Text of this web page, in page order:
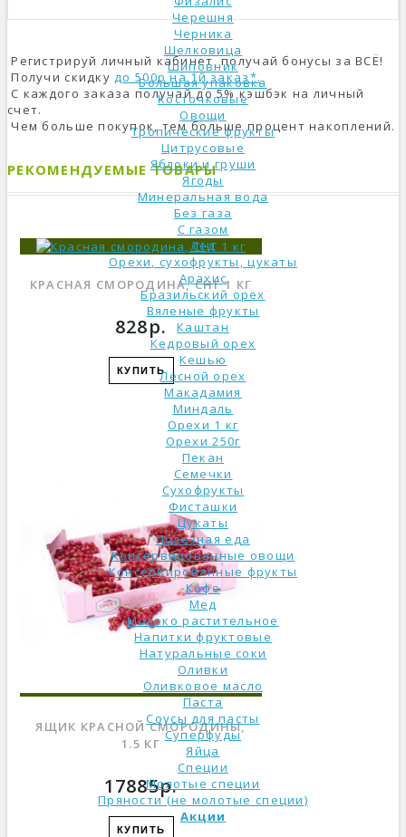
Черешня
Черника
Шелковица
Шиповник
Большая упаковка
Косточковые
Овощи
Тропические фрукты
Цитрусовые
Яблоки и груши
Ягоды
Минеральная вода
Без газа
С газом
Лёд
Орехи, сухофрукты, цукаты
Арахис
Бразильский орех
Вяленые фрукты
Каштан
Кедровый орех
Кешью
Лесной орех
Макадамия
Миндаль
Орехи 1 кг
Орехи 250г
Пекан
Семечки
Сухофрукты
Фисташки
Цукаты
Полезная еда
Консервированные овощи
Консервированные фрукты
Кофе
Мед
Молоко растительное
Напитки фруктовые
Натуральные соки
Оливки
Оливковое масло
Паста
Соусы для пасты
Суперфуды
Яйца
Специи
Молотые специи
Пряности (не молотые специи)
Акции
Регистрируй личный кабинет, получай бонусы за ВСЁ!
Получи скидкудо 500р на 1й заказ*.
С каждого заказа получай до 5% кэшбэк на личный
счет.
Чем больше покупок, тем больше процент накоплений.
РЕКОМЕНДУЕМЫЕ ТОВАРЫ
КРАСНАЯ СМОРОДИНА, СНГ 1 КГ
828р.
КУПИТЬ
ЯЩИК КРАСНОЙ СМОРОДИНЫ,
1.5 КГ
17885р.
КУПИТЬ